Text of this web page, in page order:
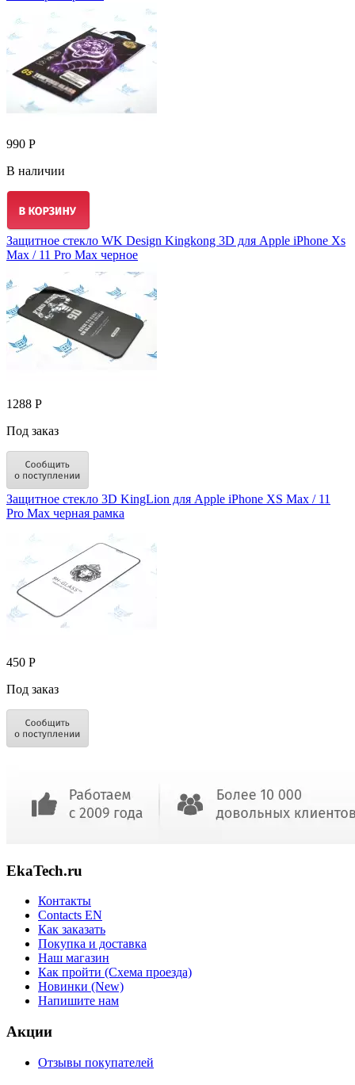
990 Р
В наличии
Защитное стекло WK Design Kingkong 3D для Apple iPhone Xs
Max / 11 Pro Max черное
1288 Р
Под заказ
Защитное стекло 3D KingLion для Apple iPhone XS Max / 11
Pro Max черная рамка
450 Р
Под заказ
EkaTech.ru
Контакты
Contacts EN
Как заказать
Покупка и доставка
Наш магазин
Как пройти (Схема проезда)
Новинки (New)
Напишите нам
Акции
Отзывы покупателей